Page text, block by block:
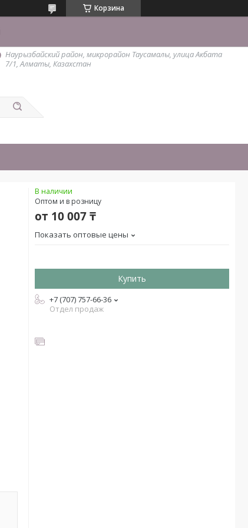
Корзина
Наурызбайский район, микрорайон Таусамалы, улица Акбата
7/1, Алматы, Казахстан
В наличии
Оптом и в розницу
от 10 007 ₸
Показать оптовые цены
Купить
+7 (707) 757-66-36
Отдел продаж